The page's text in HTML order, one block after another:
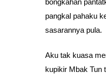
bongkahan
pangkal pahaku
sasarannya pula.
Aku tak kuasa
kupikir Mbak Tun